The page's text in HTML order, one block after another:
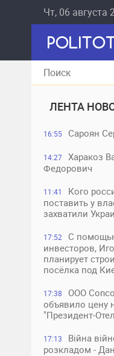
Чт, 06 августа
ЛЕНТА
16:55 Сароян
14:27
Харакоз
Федорович
11:41
Кого
поставить у
захватили
17:52
С
инвесторов,
планирует
посёлка под
17:38
ООО
объявило цену
"Президент-
17:13
Війна
розкладом -